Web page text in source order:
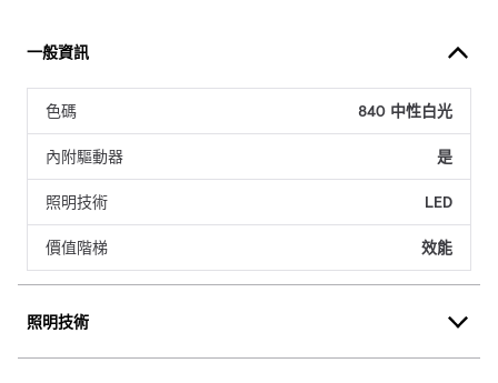
一般資訊
色碼 840 中性白光
內附驅動器 是
照明技術 LED
價值階梯 效能
照明技術